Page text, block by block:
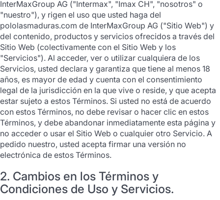
InterMaxGroup AG ("Intermax", "Imax CH", "nosotros" o
"nuestro"), y rigen el uso que usted haga del
pololasmaduras.com de InterMaxGroup AG ("Sitio Web") y
del contenido, productos y servicios ofrecidos a través del
Sitio Web (colectivamente con el Sitio Web y los
"Servicios"). Al acceder, ver o utilizar cualquiera de los
Servicios, usted declara y garantiza que tiene al menos 18
años, es mayor de edad y cuenta con el consentimiento
legal de la jurisdicción en la que vive o reside, y que acepta
estar sujeto a estos Términos. Si usted no está de acuerdo
con estos Términos, no debe revisar o hacer clic en estos
Términos, y debe abandonar inmediatamente esta página y
no acceder o usar el Sitio Web o cualquier otro Servicio. A
pedido nuestro, usted acepta firmar una versión no
electrónica de estos Términos.
2. Cambios en los Términos y
Condiciones de Uso y Servicios.